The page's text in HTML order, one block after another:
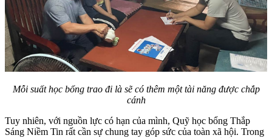
Mỗi suất học bổng trao đi là sẽ có thêm một tài năng được chắp
cánh
Tuy nhiên, với nguồn lực có hạn của mình, Quỹ học bổng Thắp
Sáng Niềm Tin rất cần sự chung tay góp sức của toàn xã hội. Trong